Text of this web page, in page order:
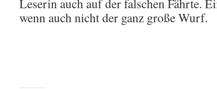
Leserin auch auf der falschen Fährte.
wenn auch nicht der ganz große Wurf.